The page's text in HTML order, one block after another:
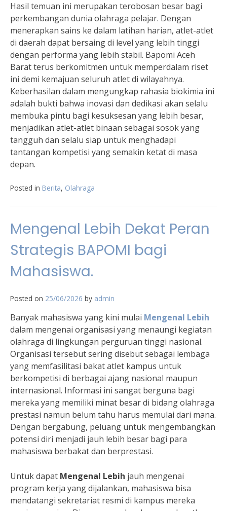
Hasil temuan ini merupakan terobosan besar bagi
perkembangan dunia olahraga pelajar. Dengan
menerapkan sains ke dalam latihan harian, atlet-atlet
di daerah dapat bersaing di level yang lebih tinggi
dengan performa yang lebih stabil. Bapomi Aceh
Barat terus berkomitmen untuk memperdalam riset
ini demi kemajuan seluruh atlet di wilayahnya.
Keberhasilan dalam mengungkap rahasia biokimia ini
adalah bukti bahwa inovasi dan dedikasi akan selalu
membuka pintu bagi kesuksesan yang lebih besar,
menjadikan atlet-atlet binaan sebagai sosok yang
tangguh dan selalu siap untuk menghadapi
tantangan kompetisi yang semakin ketat di masa
depan.
Posted in Berita, Olahraga
Mengenal Lebih Dekat Peran
Strategis BAPOMI bagi
Mahasiswa.
Posted on 25/06/2026 by admin
Banyak mahasiswa yang kini mulai Mengenal Lebih
dalam mengenai organisasi yang menaungi kegiatan
olahraga di lingkungan perguruan tinggi nasional.
Organisasi tersebut sering disebut sebagai lembaga
yang memfasilitasi bakat atlet kampus untuk
berkompetisi di berbagai ajang nasional maupun
internasional. Informasi ini sangat berguna bagi
mereka yang memiliki minat besar di bidang olahraga
prestasi namun belum tahu harus memulai dari mana.
Dengan bergabung, peluang untuk mengembangkan
potensi diri menjadi jauh lebih besar bagi para
mahasiswa berbakat dan berprestasi.
Untuk dapat Mengenal Lebih jauh mengenai
program kerja yang dijalankan, mahasiswa bisa
mendatangi sekretariat resmi di kampus mereka